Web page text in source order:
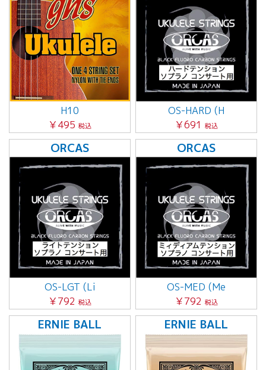
H10
￥495 税込
OS-HARD (H
￥691 税込
ORCAS
OS-LGT (Li
￥792 税込
ORCAS
OS-MED (Me
￥792 税込
ERNIE BALL ERNIE BALL